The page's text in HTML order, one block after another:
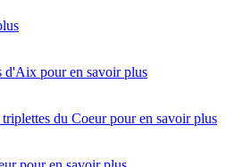
d'Aix pour en savoir plus
du Coeur pour en savoir plus